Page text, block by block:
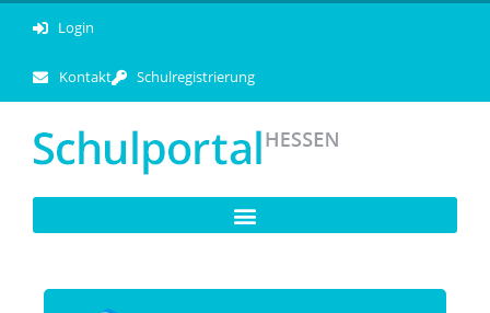
Login
Kontakt Schulregistrierung